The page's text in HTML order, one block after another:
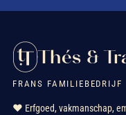
Thés &
FRANS
❤️ Erfgoed, vakmanschap,